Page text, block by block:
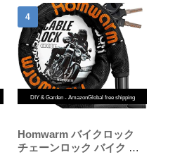
DIY & Garden - AmazonGlobal free shipping
Homwarm バイクロック
チェーンロック バイク 自